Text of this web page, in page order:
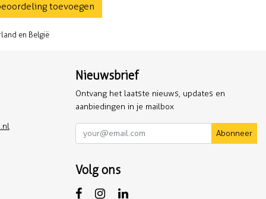
toevoegen
en België
Nieuwsbrief
Ontvang het laatste nieuws, updates en
aanbiedingen in je mailbox
Abonneer
Volg ons